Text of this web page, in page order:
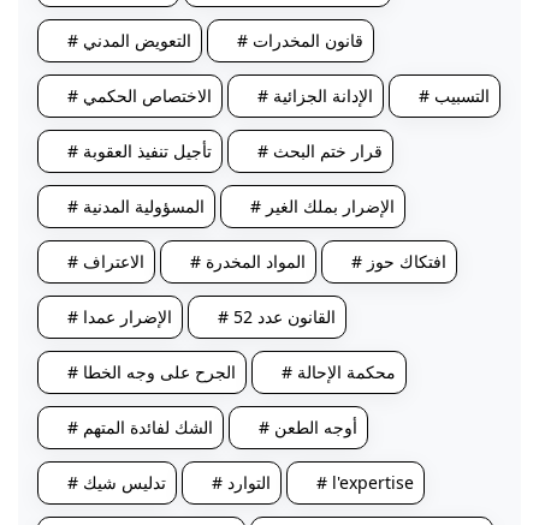
# التعويض المدني # قانون المخدرات
# الاختصاص الحكمي # الإدانة الجزائية # التسبيب
# تأجيل تنفيذ العقوبة # قرار ختم البحث
# المسؤولية المدنية # الإضرار بملك الغير
# الاعتراف # المواد المخدرة # افتكاك حوز
# الإضرار عمدا # القانون عدد 52
# الجرح على وجه الخطا # محكمة الإحالة
# الشك لفائدة المتهم # أوجه الطعن
# تدليس شيك # التوارد # l'expertise